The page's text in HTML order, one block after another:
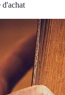
d'achat